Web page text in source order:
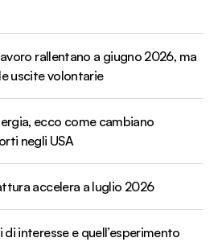
rallentano a giugno 2026, ma
uscite volontarie
ecco come cambiano
negli USA
accelera a luglio 2026
interesse e quell’esperimento